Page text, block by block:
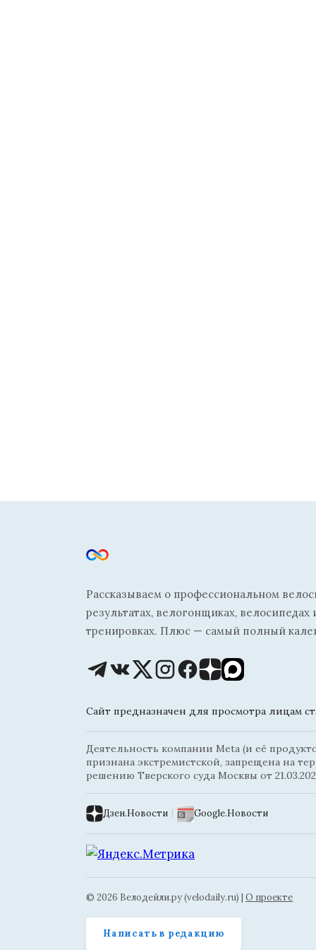
Рассказываем о профессиональном
результатах, велогонщиках,
тренировках. Плюс — самый полный
Сайт предназначен для просмотра лицам
Деятельность компании Meta (и её
признана экстремистской, запрещена на
решению Тверского суда Москвы от
Дзен.Новости | Google.Новости
© 2026 Велодейли.ру (velodaily.ru) | О проекте
Написать в редакцию